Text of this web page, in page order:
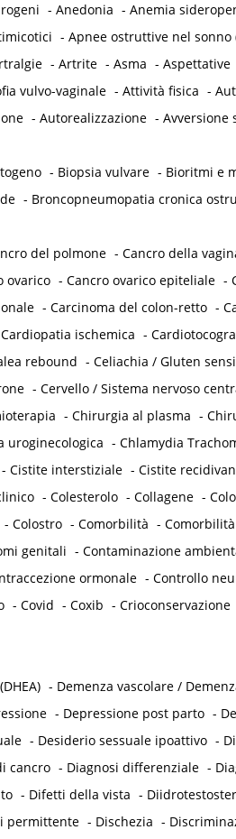
- Anedonia - Anemia
- Apnee ostruttive nel sonno
- Artrite - Asma - Aspettative
vulvo-vaginale - Attività fisica -
- Autorealizzazione - Avversione
- Biopsia vulvare - Bioritmi e
- Broncopneumopatia cronica
del polmone - Cancro della
ovarico - Cancro ovarico epiteliale -
- Carcinoma del colon-retto -
Cardiopatia ischemica -
rebound - Celiachia / Gluten
- Cervello / Sistema nervoso
- Chirurgia al plasma -
uroginecologica - Chlamydia
- Cistite interstiziale - Cistite
- Colesterolo - Collagene -
- Colostro - Comorbilità -
genitali - Contaminazione
ormonale - Controllo
- Covid - Coxib - Crioconservazione
- Demenza vascolare /
- Depressione post parto -
- Desiderio sessuale ipoattivo -
cancro - Diagnosi differenziale -
- Difetti della vista -
permittente - Dischezia -